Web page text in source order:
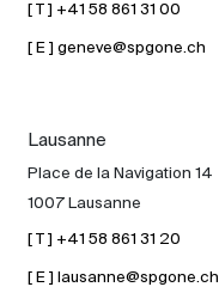
[ T ] +41 58 861 31 00
[ E ] geneve@spgone.ch
Lausanne
Place de la Navigation 14
1007 Lausanne
[ T ] +41 58 861 31 20
[ E ] lausanne@spgone.ch